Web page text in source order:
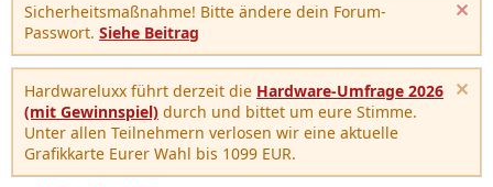
Sicherheitsmaßnahme! Bitte ändere dein Forum-
Passwort. Siehe Beitrag
Hardwareluxx führt derzeit die Hardware-Umfrage 2026
(mit Gewinnspiel) durch und bittet um eure Stimme.
Unter allen Teilnehmern verlosen wir eine aktuelle
Grafikkarte Eurer Wahl bis 1099 EUR.